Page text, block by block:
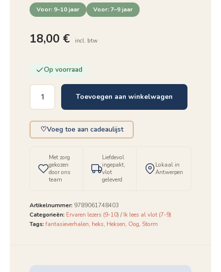
Voor: 9–10 jaar Voor: 7–9 jaar
18,00 € incl. btw
Op voorraad
het
oog
van
de
aantal
Toevoegen aan winkelwagen
♡Voeg toe aan cadeaulijst
Met zorg
gekozen
door ons
team
Liefdevol
ingepakt,
vlot
geleverd
Lokaal in
Antwerpen
Artikelnummer: 9789061748403
Categorieën: Ervaren lezers (9-10) /Ik lees al vlot (7-9)
Tags: fantasieverhalen, heks, Heksen, Oog, Storm